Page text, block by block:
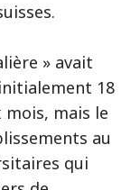
» avait
18
mais le
au
qui